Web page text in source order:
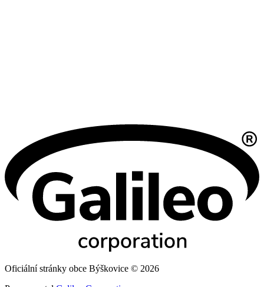
Oficiální stránky obce Býškovice © 2026